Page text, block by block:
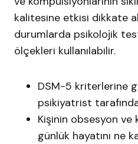
kalitesine etkisi dikkate
durumlarda psikolojik
ölçekleri kullanılabilir.
DSM-5 kriterlerine
psikiyatrist
Kişinin obsesyon ve
günlük hayatını ne